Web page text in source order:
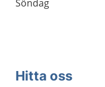
Söndag
Hitta oss